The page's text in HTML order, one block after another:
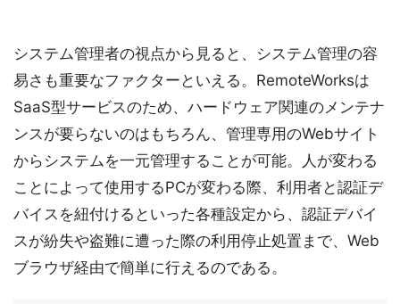
システム管理者の視点から見ると、システム管理の容
易さも重要なファクターといえる。RemoteWorksは
SaaS型サービスのため、ハードウェア関連のメンテナ
ンスが要らないのはもちろん、管理専用のWebサイト
からシステムを一元管理することが可能。人が変わる
ことによって使用するPCが変わる際、利用者と認証デ
バイスを紐付けるといった各種設定から、認証デバイ
スが紛失や盗難に遭った際の利用停止処置まで、Web
ブラウザ経由で簡単に行えるのである。